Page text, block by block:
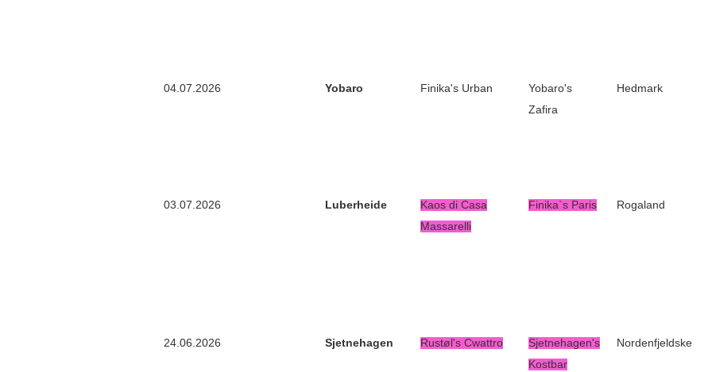
04.07.2026 Yobaro Finika's Urban
Yobaro's
Zafira
Hedmark
03.07.2026 Luberheide
Kaos di Casa
Massarelli
Finika`s Paris Rogaland
24.06.2026 Sjetnehagen Rustøl's Cwattro
Sjetnehagen's
Kostbar
Nordenfjeldske